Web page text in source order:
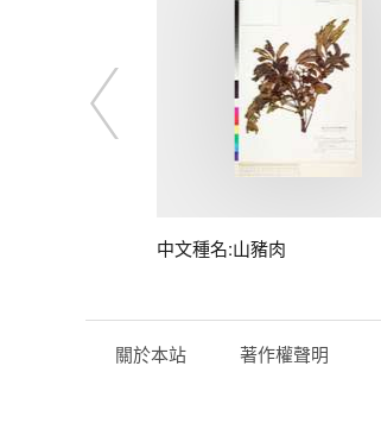
中文種名:山豬肉
關於本站 著作權聲明